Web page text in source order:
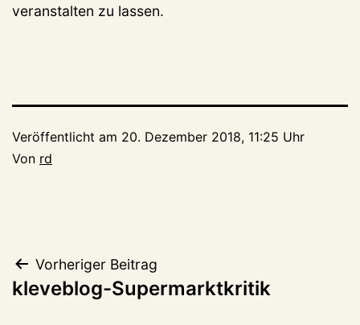
veranstalten zu lassen.
Veröffentlicht am 20. Dezember 2018, 11:25 Uhr
Von rd
Beitragsnavigation
Vorheriger Beitrag
kleveblog-Supermarktkritik